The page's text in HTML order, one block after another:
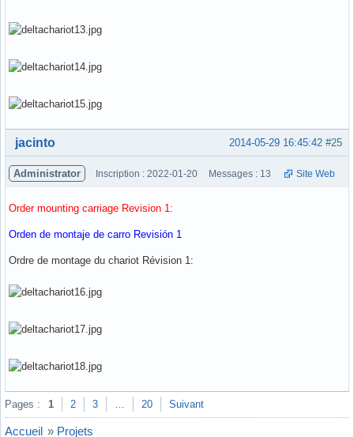
Hors ligne #25
2014-05-29 16:45:42
jacinto
Administrator Inscription : 2022-01-20 Messages : 13 Site Web
Order mounting carriage Revision 1:
Orden de montaje de carro Revisión 1
Ordre de montage du chariot Révision 1:
Hors ligne
Pages : 1 2 3 20 Suivant
Accueil » Projets